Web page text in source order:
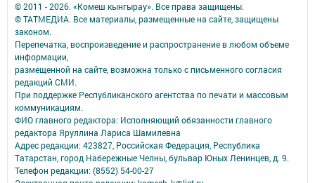
© 2011 - 2026. «Комеш кынгырау». Все права защищены.
© ТАТМЕДИА. Все материалы, размещенные на сайте, защищены
законом.
Перепечатка, воспроизведение и распространение в любом объеме
информации,
размещенной на сайте, возможна только с письменного согласия
редакций СМИ.
При поддержке Республиканского агентства по печати и массовым
коммуникациям.
ФИО главного редактора: Исполняющий обязанности главного
редактора Яруллина Лариса Шамилевна
Адрес редакции: 423827, Российская Федерация, Республика
Татарстан, город Набережные Челны, бульвар Юных Ленинцев, д. 9.
Телефон редакции: (8552) 54-00-27